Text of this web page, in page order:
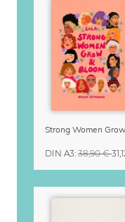
DIN A3: 38,90 €